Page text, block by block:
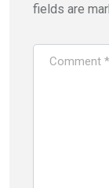
fields are